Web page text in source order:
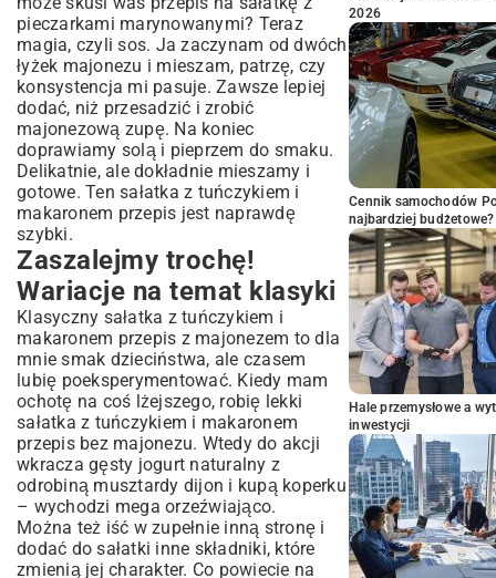
pieczarkami marynowanymi? Teraz
magia, czyli sos. Ja zaczynam od dwóch
łyżek majonezu i mieszam, patrzę, czy
konsystencja mi pasuje. Zawsze lepiej
dodać, niż przesadzić i zrobić
majonezową zupę. Na koniec
doprawiamy solą i pieprzem do smaku.
Delikatnie, ale dokładnie mieszamy i
gotowe. Ten sałatka z tuńczykiem i
makaronem przepis jest naprawdę
szybki.
Zaszalejmy trochę!
Wariacje na temat klasyki
Klasyczny sałatka z tuńczykiem i
makaronem przepis z majonezem to dla
mnie smak dzieciństwa, ale czasem
lubię poeksperymentować. Kiedy mam
ochotę na coś lżejszego, robię lekki
sałatka z tuńczykiem i makaronem
przepis bez majonezu. Wtedy do akcji
wkracza gęsty jogurt naturalny z
odrobiną musztardy dijon i kupą koperku
– wychodzi mega orzeźwiająco.
Można też iść w zupełnie inną stronę i
dodać do sałatki inne składniki, które
zmienią jej charakter. Co powiecie na
2026
Cennik samochodów
najbardziej budżetowe?
Hale przemysłowe a
inwestycji